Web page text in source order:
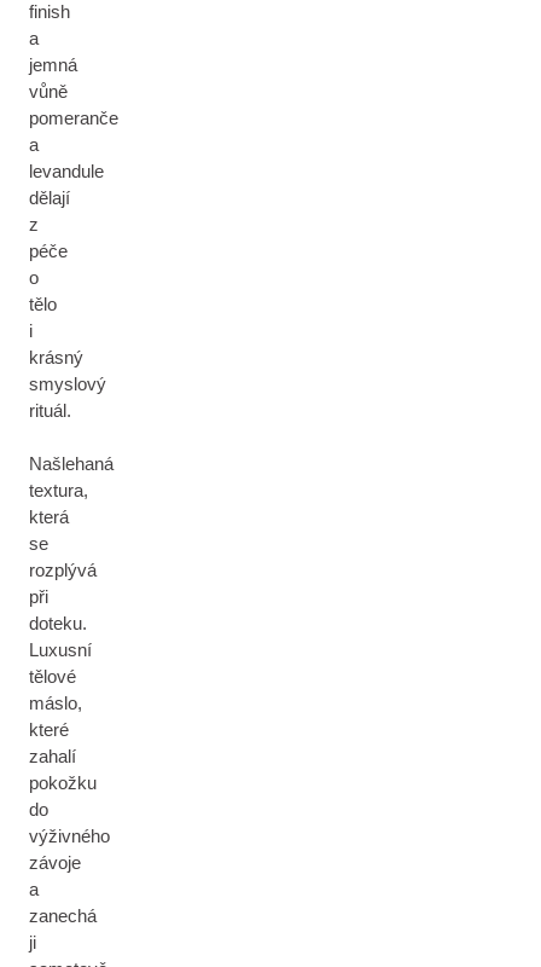
finish
a
jemná
vůně
pomeranče
a
levandule
dělají
z
péče
o
tělo
i
krásný
smyslový
rituál.
Našlehaná
textura,
která
se
rozplývá
při
doteku.
Luxusní
tělové
máslo,
které
zahalí
pokožku
do
výživného
závoje
a
zanechá
ji